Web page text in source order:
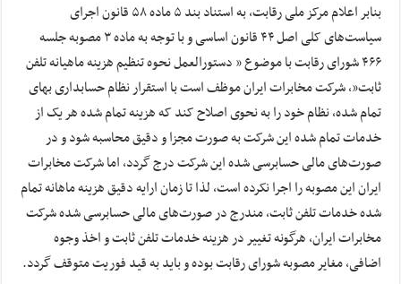
بنابر اعلام مرکز ملی رقابت، به استناد بند ۵ ماده ۵۸ قانون اجرای
سیاست‌های کلی اصل ۴۴ قانون اساسی و با توجه به ماده ۳ مصوبه جلسه
۴۶۶ شورای رقابت با موضوع ” دستورالعمل نحوه تنظیم هزینه ماهیانه تلفن
ثابت”، شرکت مخابرات ایران موظف است با استقرار نظام حسابداری بهای
تمام شده، نظام خود را به نحوی اصلاح کند که هزینه تمام شده هر یک از
خدمات تمام شده این شرکت به صورت مجزا و دقیق محاسبه شود و در
صورت‌های مالی حسابرسی شده این شرکت درج گردد، اما شرکت مخابرات
ایران این مصوبه را اجرا نکرده است، لذا تا زمان ارایه دقیق هزینه ماهانه تمام
شده خدمات تلفن ثابت، مندرج در صورت‌های مالی حسابرسی شده شرکت
مخابرات ایران، هرگونه تغییر در هزینه خدمات تلفن ثابت و اخذ وجوه
اضافی، مغایر مصوبه شورای رقابت بوده و باید به قید فوریت متوقف گردد.